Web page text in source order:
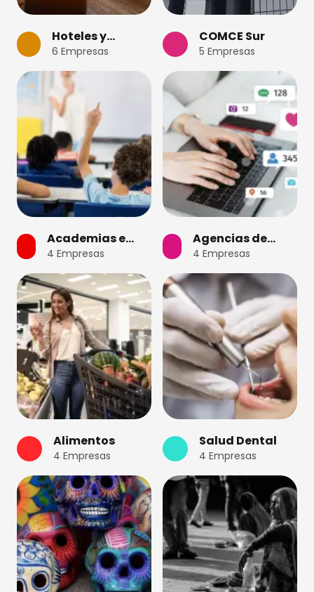
Hoteles y
Turismo
6 Empresas
COMCE Sur
5 Empresas
Academias e
Institutos
4 Empresas
Agencias de
Marketing
4 Empresas
Alimentos
4 Empresas
Salud Dental
4 Empresas